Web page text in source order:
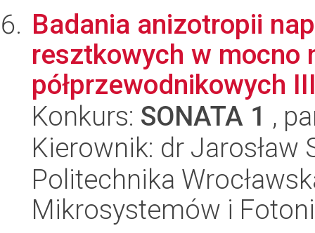
Badania anizotropii
resztkowych w mocno
półprzewodnikowych
Konkurs: SONATA 1 ,
Kierownik: dr Jarosław
Politechnika
Mikrosystemów i